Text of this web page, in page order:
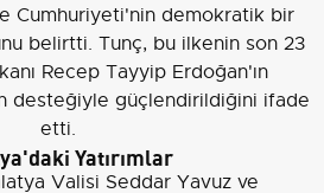
Cumhuriyeti'nin demokratik bir
belirtti. Tunç, bu ilkenin son 23
Recep Tayyip Erdoğan'ın
desteğiyle güçlendirildiğini ifade
etti.
Yatırımlar
Valisi Seddar Yavuz ve